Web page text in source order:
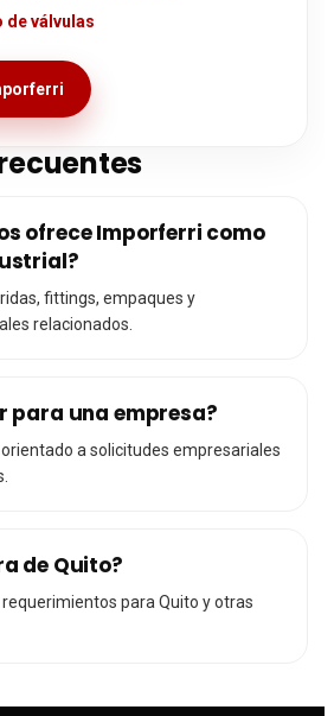
de válvulas
ofrece Imporferri como
fittings, empaques y
relacionados.
para una empresa?
a solicitudes empresariales
de Quito?
para Quito y otras